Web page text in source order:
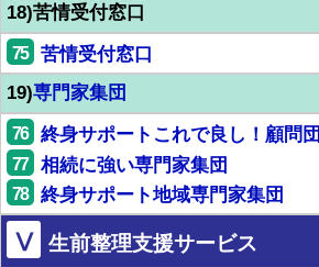
18)苦情受付窓口
75
苦情受付窓口
19)専門家集団
76 終身サポートこれで良し！顧問団
77 相続に強い専門家集団
78 終身サポート地域専門家集団
Ⅴ 生前整理支援サービス